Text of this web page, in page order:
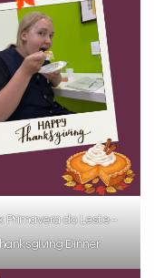
Primavera do Leste –
Dinner